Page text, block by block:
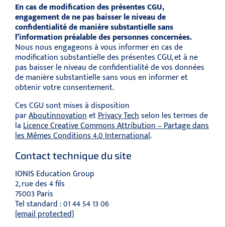
En cas de modification des présentes CGU,
engagement de ne pas baisser le niveau de
confidentialité de manière substantielle sans
l’information préalable des personnes concernées.
Nous nous engageons à vous informer en cas de
modification substantielle des présentes CGU, et à ne
pas baisser le niveau de confidentialité de vos données
de manière substantielle sans vous en informer et
obtenir votre consentement.
Ces CGU sont mises à disposition
parAboutinnovationetPrivacy Techselon les termes de
laLicence Creative Commons Attribution – Partage dans
les Mêmes Conditions 4.0 International.
Contact technique du site
IONIS Education Group
2, rue des 4 fils
75003 Paris
Tel standard : 01 44 54 13 06
[email protected]